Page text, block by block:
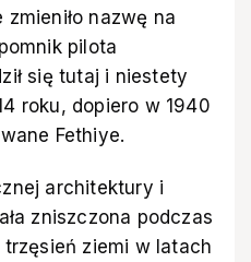
nazwę na
pilota
się tutaj i niestety
roku, dopiero w 1940
Fethiye.
architektury i
zniszczona podczas
ziemi w latach